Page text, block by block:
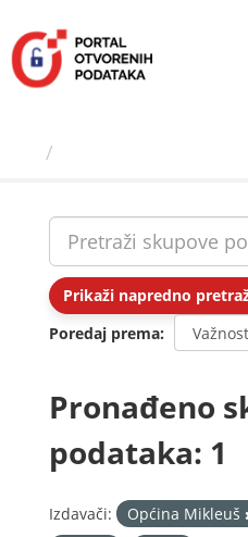
sadržaj
Prikaži napredno
Poredaj prema
Pronađeno
podataka: 1
Izdavači: Općina Mikleuš